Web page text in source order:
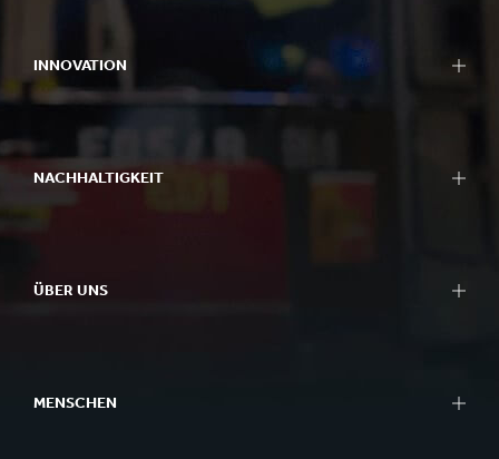
INNOVATION
NACHHALTIGKEIT
ÜBER UNS
MENSCHEN